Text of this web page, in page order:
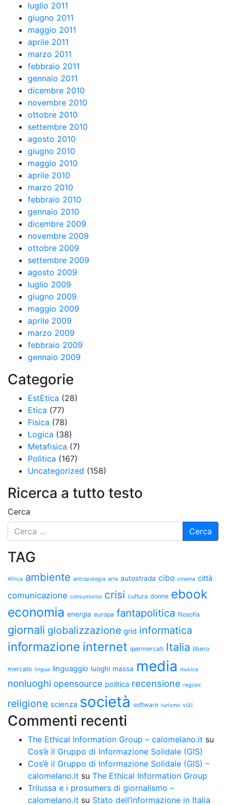
luglio 2011
giugno 2011
maggio 2011
aprile 2011
marzo 2011
febbraio 2011
gennaio 2011
dicembre 2010
novembre 2010
ottobre 2010
settembre 2010
agosto 2010
giugno 2010
maggio 2010
aprile 2010
marzo 2010
febbraio 2010
gennaio 2010
dicembre 2009
novembre 2009
ottobre 2009
settembre 2009
agosto 2009
luglio 2009
giugno 2009
maggio 2009
aprile 2009
marzo 2009
febbraio 2009
gennaio 2009
Categorie
EstEtica (28)
Etica (77)
Fisica (78)
Logica (38)
Metafisica (7)
Politica (167)
Uncategorized (158)
Ricerca a tutto testo
Cerca
TAG
Africa ambiente antropologia arte autostrada cibo cinema città
comunicazione consumismo crisi cultura donne ebook
economia energia europa fantapolitica filosofia
giornali globalizzazione grid informatica
informazione internet ipermercati Italia libero
mercato lingua linguaggio luoghi massa media musica
nonluoghi opensource politica recensione regioni
religione scienza società software turismo vizi
Commenti recenti
The Ethical Information Group – calomelano.it su
Cos’è il Gruppo di Informazione Solidale (GIS)
Cos’è il Gruppo di Informazione Solidale (GIS) –
calomelano.it su The Ethical Information Group
Trilussa e i prosumers di giornalismo –
calomelano.it su Stato dell’informazione in Italia